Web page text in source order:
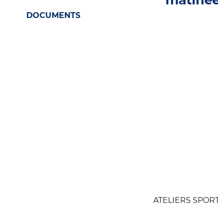
DOCUMENTS
ATELIERS